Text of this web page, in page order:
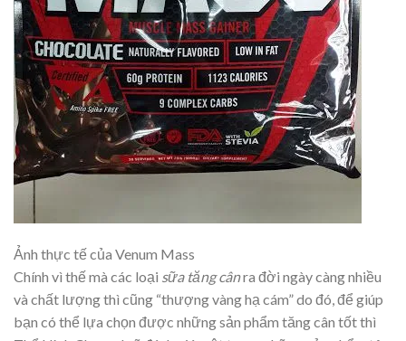
Ảnh thực tế của Venum Mass
Chính vì thế mà các loại sữa tăng cânra đời ngày càng nhiều
và chất lượng thì cũng “thượng vàng hạ cám” do đó, để giúp
bạn có thể lựa chọn được những sản phẩm tăng cân tốt thì